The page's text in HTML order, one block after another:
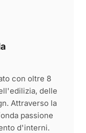
con oltre 8
delle
Attraverso la
passione
d'interni.